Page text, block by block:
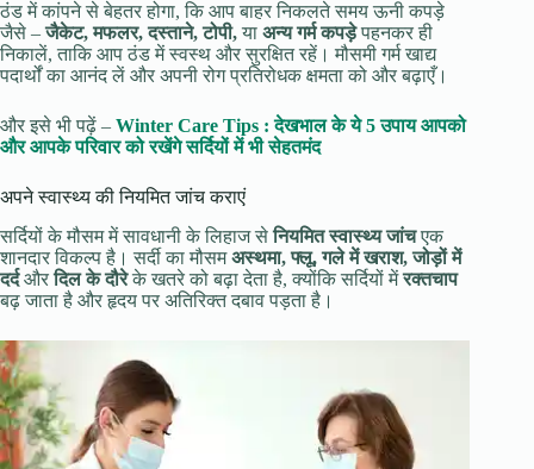
ठंड में कांपने से बेहतर होगा, कि आप बाहर निकलते समय ऊनी कपड़े
जैसे –जैकेट, मफलर, दस्ताने, टोपी,या अन्य गर्म कपड़ेपहनकर ही
निकालें, ताकि आप ठंड में स्वस्थ और सुरक्षित रहें। मौसमी गर्म खाद्य
पदार्थों का आनंद लें और अपनी रोग प्रतिरोधक क्षमता को और बढ़ाएँ।
और इसे भी पढ़ें – Winter Care Tips : देखभाल के ये 5 उपाय आपको
और आपके परिवार को रखेंगे सर्दियों में भी सेहतमंद
अपने स्वास्थ्य की नियमित जांच कराएं
सर्दियों के मौसम में सावधानी के लिहाज सेनियमित स्वास्थ्य जांचएक
शानदार विकल्प है। सर्दी का मौसमअस्थमा, फ्लू, गले में खराश, जोड़ों में
दर्दऔरदिल के दौरेके खतरे को बढ़ा देता है, क्योंकि सर्दियों मेंरक्तचाप
बढ़ जाता है और हृदय पर अतिरिक्त दबाव पड़ता है।